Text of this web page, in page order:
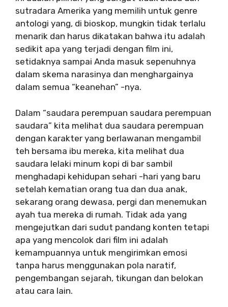
sutradara Amerika yang memilih untuk genre
antologi yang, di bioskop, mungkin tidak terlalu
menarik dan harus dikatakan bahwa itu adalah
sedikit apa yang terjadi dengan film ini,
setidaknya sampai Anda masuk sepenuhnya
dalam skema narasinya dan menghargainya
dalam semua “keanehan” -nya.
Dalam “saudara perempuan saudara perempuan
saudara” kita melihat dua saudara perempuan
dengan karakter yang berlawanan mengambil
teh bersama ibu mereka, kita melihat dua
saudara lelaki minum kopi di bar sambil
menghadapi kehidupan sehari -hari yang baru
setelah kematian orang tua dan dua anak,
sekarang orang dewasa, pergi dan menemukan
ayah tua mereka di rumah. Tidak ada yang
mengejutkan dari sudut pandang konten tetapi
apa yang mencolok dari film ini adalah
kemampuannya untuk mengirimkan emosi
tanpa harus menggunakan pola naratif,
pengembangan sejarah, tikungan dan belokan
atau cara lain.